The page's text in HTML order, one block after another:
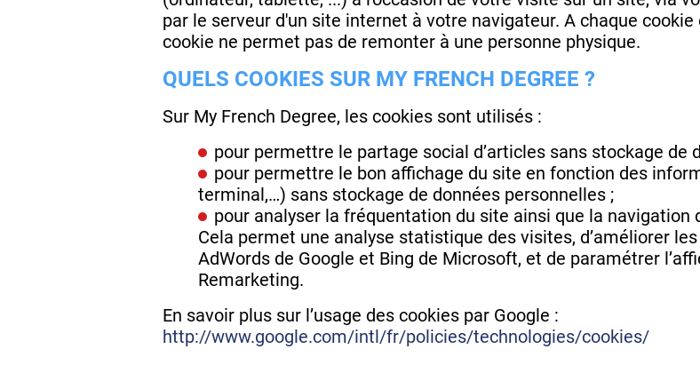
par le serveur d'un site internet à votre navigateur. A chaque
cookie ne permet pas de remonter à une personne physique.
QUELS COOKIES SUR MY FRENCH DEGREE ?
Sur My French Degree, les cookies sont utilisés :
pour permettre le partage social d’articles sans stockage de
pour permettre le bon affichage du site en fonction des
terminal,…) sans stockage de données personnelles ;
pour analyser la fréquentation du site ainsi que la
Cela permet une analyse statistique des visites, d’améliorer
AdWords de Google et Bing de Microsoft, et de paramétrer
Remarketing.
En savoir plus sur l’usage des cookies par Google :
http://www.google.com/intl/fr/policies/technologies/cookies/